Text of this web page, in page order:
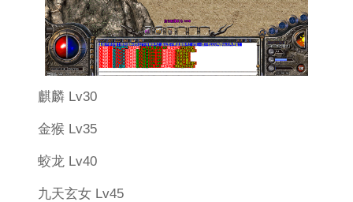
麒麟 Lv30
金猴 Lv35
蛟龙 Lv40
九天玄女 Lv45